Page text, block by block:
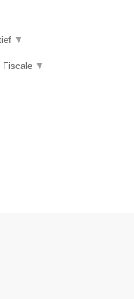
▼
Fiscale ▼